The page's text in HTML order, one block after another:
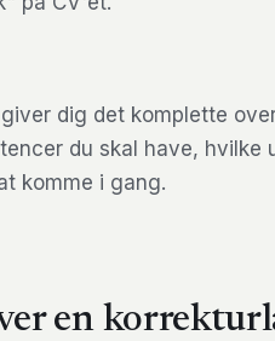
dig det komplette
du skal have,
komme i gang.
en